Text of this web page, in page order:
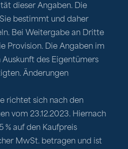
dieser Angaben. Die
bestimmt und daher
Bei Weitergabe an Dritte
Provision. Die Angaben im
des Eigentümers
Änderungen
richtet sich nach den
vom 23.12.2023. Hiernach
auf den Kaufpreis
MwSt. betragen und ist